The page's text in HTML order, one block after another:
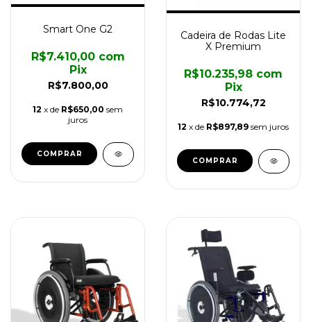
Smart One G2
R$7.800,00
R$7.410,00 com
Pix
12 x de R$650,00 sem
juros
COMPRAR
Cadeira de Rodas Lite
X Premium
R$10.774,72
R$10.235,98 com
Pix
12 x de R$897,89 sem juros
COMPRAR